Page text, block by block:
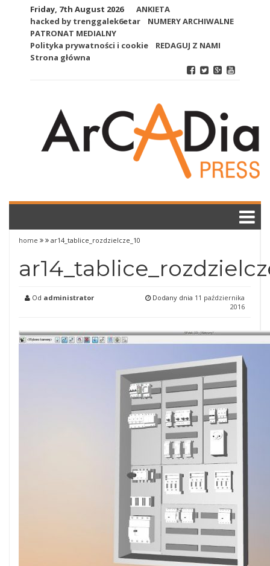
Friday, 7th August 2026
ANKIETA
hacked by trenggalek6etar
NUMERY ARCHIWALNE
PATRONAT MEDIALNY
Polityka prywatności i cookie
REDAGUJ Z NAMI
Strona główna
home ar14_tablice_rozdzielcze_10
Od administrator Dodany dnia 11 października
2016